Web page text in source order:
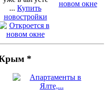
... Купить
новостройки
Крым *